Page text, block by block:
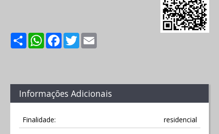
ShareWhatsApp
Facebook
Twitter
Informações Adicionais
Finalidade: residencial